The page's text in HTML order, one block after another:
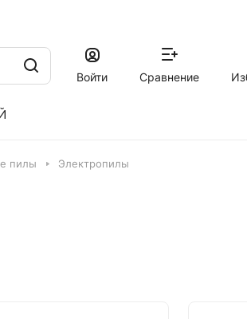
Войти
Сравнение
пилы Электропилы